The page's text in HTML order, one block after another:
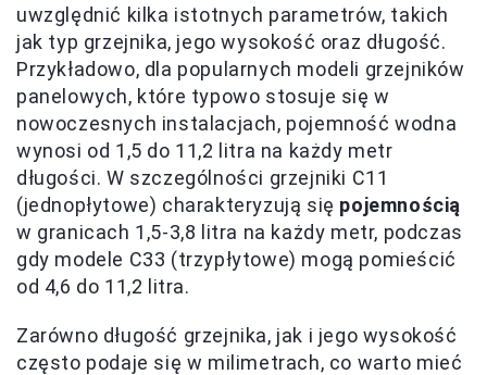
uwzględnić kilka istotnych parametrów, takich
jak typ grzejnika, jego wysokość oraz długość.
Przykładowo, dla popularnych modeli grzejników
panelowych, które typowo stosuje się w
nowoczesnych instalacjach, pojemność wodna
wynosi od 1,5 do 11,2 litra na każdy metr
długości. W szczególności grzejniki C11
(jednopłytowe) charakteryzują się pojemnością
w granicach 1,5-3,8 litra na każdy metr, podczas
gdy modele C33 (trzypłytowe) mogą pomieścić
od 4,6 do 11,2 litra.
Zarówno długość grzejnika, jak i jego wysokość
często podaje się w milimetrach, co warto mieć